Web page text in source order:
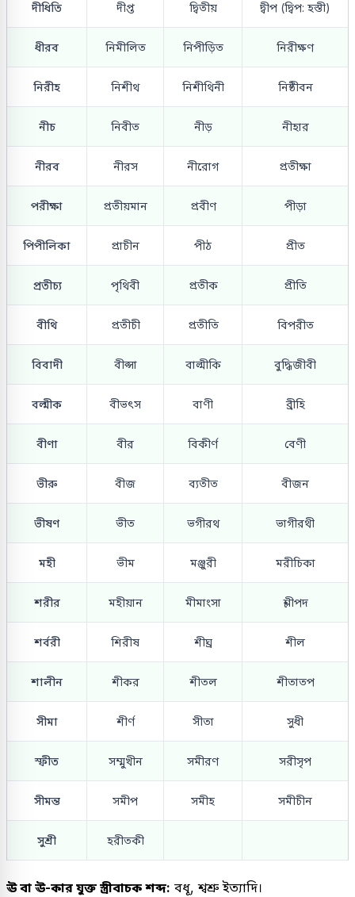
দীধিতি দীপ্ত দ্বিতীয় দ্বীপ (দ্বিপ: হস্তী)
ধীরব নিমীলিত নিপীড়িত নিরীক্ষণ
নিরীহ নিশীথ নিশীথিনী নিষ্ঠীবন
নীচ নিবীত নীড় নীহার
নীরব নীরস নীরোগ প্রতীক্ষা
পরীক্ষা প্রতীয়মান প্রবীণ পীড়া
পিপীলিকা প্রাচীন পীঠ প্রীত
প্রতীচ্য পৃথিবী প্রতীক প্রীতি
বীথি প্রতীচী প্রতীতি বিপরীত
বিবাদী বীপ্সা বাল্মীকি বুদ্ধিজীবী
বল্মীক বীভৎস বাণী ব্রীহি
বীণা বীর বিকীর্ণ বেণী
ভীরু বীজ ব্যতীত বীজন
ভীষণ ভীত ভগীরথ ভাগীরথী
মহী ভীম মঞ্জুরী মরীচিকা
শরীর মহীয়ান মীমাংসা শ্লীপদ
শর্বরী শিরীষ শীঘ্র শীল
শালীন শীকর শীতল শীতাতপ
সীমা শীর্ণ সীতা সুধী
স্ফীত সম্মুখীন সমীরণ সরীসৃপ
সীমন্ত সমীপ সমীহ সমীচীন
সুশ্রী হরীতকী
ঊ বা ঊ-কার যুক্ত স্ত্রীবাচক শব্দ: বধূ, শ্বশ্রু ইত্যাদি।